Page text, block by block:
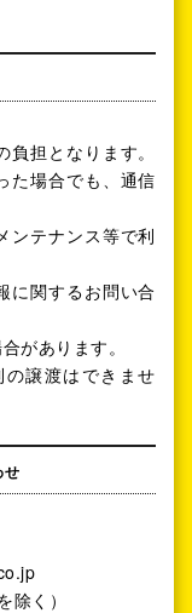
担となります。
た場合でも、通信
ンテナンス等で利
に関するお問い合
があります。
の譲渡はできませ
せ
く）